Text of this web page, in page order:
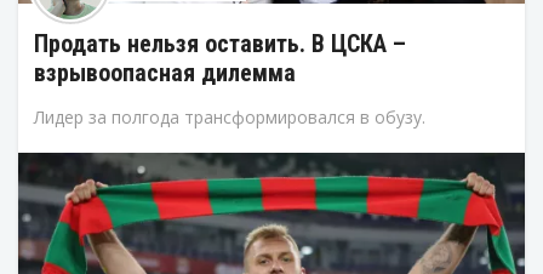
Продать нельзя оставить. В ЦСКА –
взрывоопасная дилемма
Лидер за полгода трансформировался в обузу.